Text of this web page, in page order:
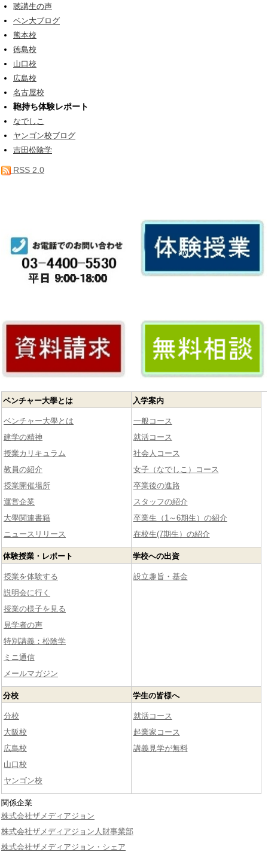
聴講生の声
ベン大ブログ
熊本校
徳島校
山口校
広島校
名古屋校
鞄持ち体験レポート
なでしこ
ヤンゴン校ブログ
吉田松陰学
RSS 2.0
ベンチャー大學とは
ベンチャー大學とは
建学の精神
授業カリキュラム
教員の紹介
授業開催場所
運営企業
大學関連書籍
ニュースリリース
入学案内
一般コース
就活コース
社会人コース
女子（なでしこ）コース
卒業後の進路
スタッフの紹介
卒業生（1～6期生）の紹介
在校生(7期生）の紹介
体験授業・レポート
授業を体験する
説明会に行く
授業の様子を見る
見学者の声
特別講義：松陰学
ミニ通信
メールマガジン
学校への出資
設立趣旨・基金
分校
分校
大阪校
広島校
山口校
ヤンゴン校
学生の皆様へ
就活コース
起業家コース
講義見学が無料
関係企業
株式会社ザメディアジョン
株式会社ザメディアジョン人財事業部
株式会社ザメディアジョン・シェア